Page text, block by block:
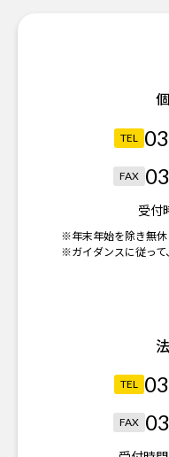
TEL
FAX
受付
※年末年始を除き無休
※ガイダンスに従って
TEL
FAX